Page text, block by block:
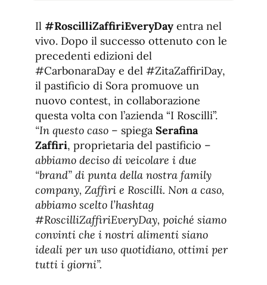
fuente
de
Il #RoscilliZaffiriEveryDay entra nel
vivo. Dopo il successo ottenuto con le
precedenti edizioni del
#CarbonaraDay e del #ZitaZaffiriDay,
il pastificio di Sora promuove un
nuovo contest, in collaborazione
questa volta con l’azienda “I Roscilli”.
“In questo caso – spiega Serafina
Zaffiri, proprietaria del pastificio –
abbiamo deciso di veicolare i due
“brand” di punta della nostra family
company, Zaffiri e Roscilli. Non a caso,
abbiamo scelto l’hashtag
#RoscilliZaffiriEveryDay, poiché siamo
convinti che i nostri alimenti siano
ideali per un uso quotidiano, ottimi per
tutti i giorni”.